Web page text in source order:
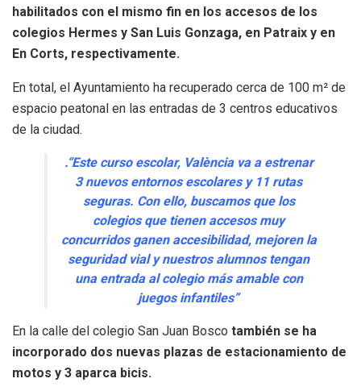
habilitados con el mismo fin en los accesos de los
colegios Hermes y San Luis Gonzaga, en Patraix y en
En Corts, respectivamente.
En total, el Ayuntamiento ha recuperado cerca de 100 m² de
espacio peatonal en las entradas de 3 centros educativos
de la ciudad.
.“Este curso escolar, València va a estrenar
3 nuevos entornos escolares y 11 rutas
seguras. Con ello, buscamos que los
colegios que tienen accesos muy
concurridos ganen accesibilidad, mejoren la
seguridad vial y nuestros alumnos tengan
una entrada al colegio más amable con
juegos infantiles”
En la calle del colegio San Juan Bosco también se ha
incorporado dos nuevas plazas de estacionamiento de
motos y 3 aparca bicis.